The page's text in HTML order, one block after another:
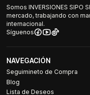
Somos INVERSIONES SIPO
mercado, trabajando con
internacional.
Síguenos
NAVEGACIÓN
Seguimineto de Compra
Blog
Lista de Deseos